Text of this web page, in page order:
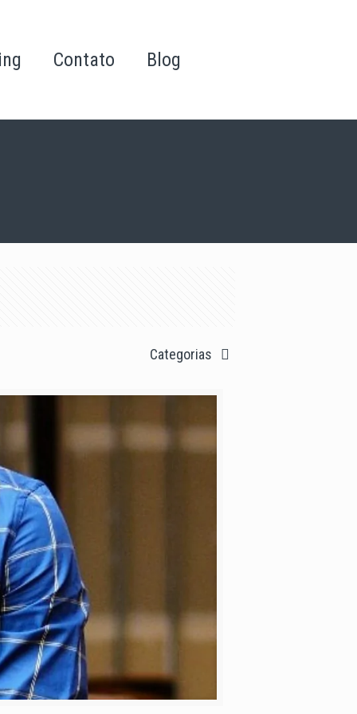
Contato Blog
Categorias